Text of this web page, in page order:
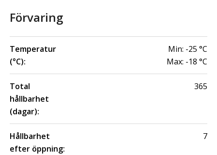
Förvaring
Temperatur
(°C):
Min: -25 °C
Max: -18 °C
Total
hållbarhet
(dagar):
365
Hållbarhet
efter öppning:
7